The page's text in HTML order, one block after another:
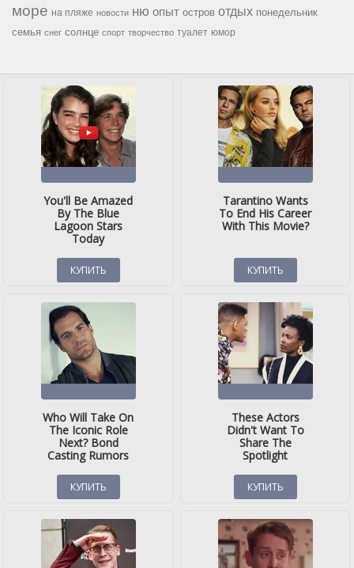
море на пляже новости ню опыт остров отдых понедельник
семья снег солнце спорт творчество туалет юмор